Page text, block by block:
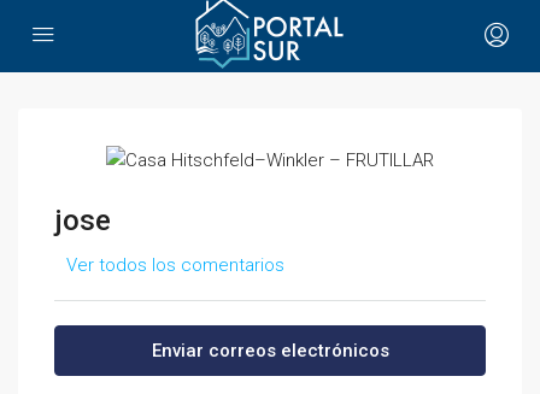
jose
Ver todos los comentarios
Enviar correos electrónicos